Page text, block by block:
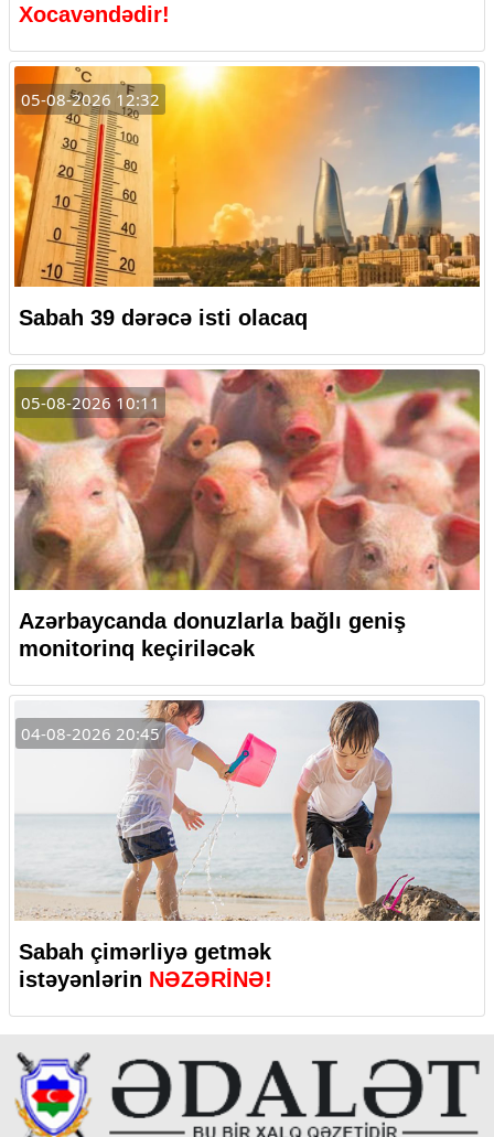
Xocavəndədir!
05-08-2026 12:32
Sabah 39 dərəcə isti olacaq
05-08-2026 10:11
Azərbaycanda donuzlarla bağlı geniş
monitorinq keçiriləcək
04-08-2026 20:45
Sabah çimərliyə getmək
istəyənlərin NƏZƏRİNƏ!